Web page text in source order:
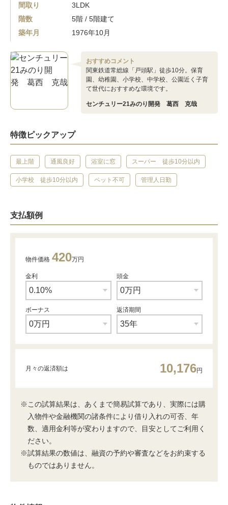
間取り
3LDK
階数
5階 / 5階建て
築年月
1976年10月
おすすめコメント
関東鉄道常総線「戸頭駅」徒歩10分。保育
園、幼稚園、小学校、中学校、公園近く子育
て世代におすすめな環境です。
センチュリー21みのり開発 葛西 克哉
特徴ピックアップ
最上階 通風良好 浴室に窓 スーパー 徒歩10分以内
小学校 徒歩10分以内 ペット不可 管理人日勤
支払額例
物件価格 420万円
金利 頭金
ボーナス 返済期間
月々の返済額は 10,176円
※この試算結果は、あくまで簡易試算であり、実際には購
入物件や金融機関の諸条件により借り入れの可否、年
数、適用金利等が変わりますので、目安としてご利用く
ださい。
※試算結果の数値は、融資の予約や審査などをお約束する
ものではありません。